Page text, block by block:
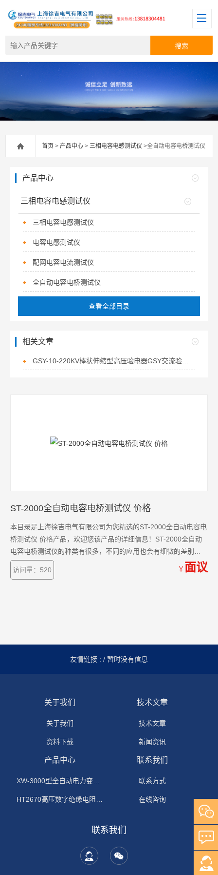
首页 >产品中心 >三相电容电感测试仪 >全自动电容电桥测试仪
产品中心
三相电容电感测试仪
三相电容电感测试仪
电容电感测试仪
配网电容电流测试仪
全自动电容电桥测试仪
查看全部目录
相关文章
ST-2000全自动电容电桥测试仪 价格
本目录是上海徐吉电气有限公司为您精选的ST-2000全自动电容电
桥测试仪 价格产品，欢迎您该产品的详细信息！ST-2000全自动
电容电桥测试仪的种类有很多，不同的应用也会有细微的差别，
本公司为您提供*的解决方案。
访问量：520
￥ 面议
友情链接 : / 暂时没有信息
关于我们
关于我们
资料下载
技术文章
技术文章
新闻资讯
产品中心 联系我们
联系方式
在线咨询
联系我们